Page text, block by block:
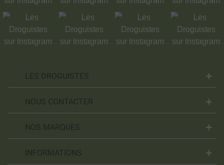
LES DROGUISTES
NOUS CONTACTER
NOS MARQUES
INFORMATIONS